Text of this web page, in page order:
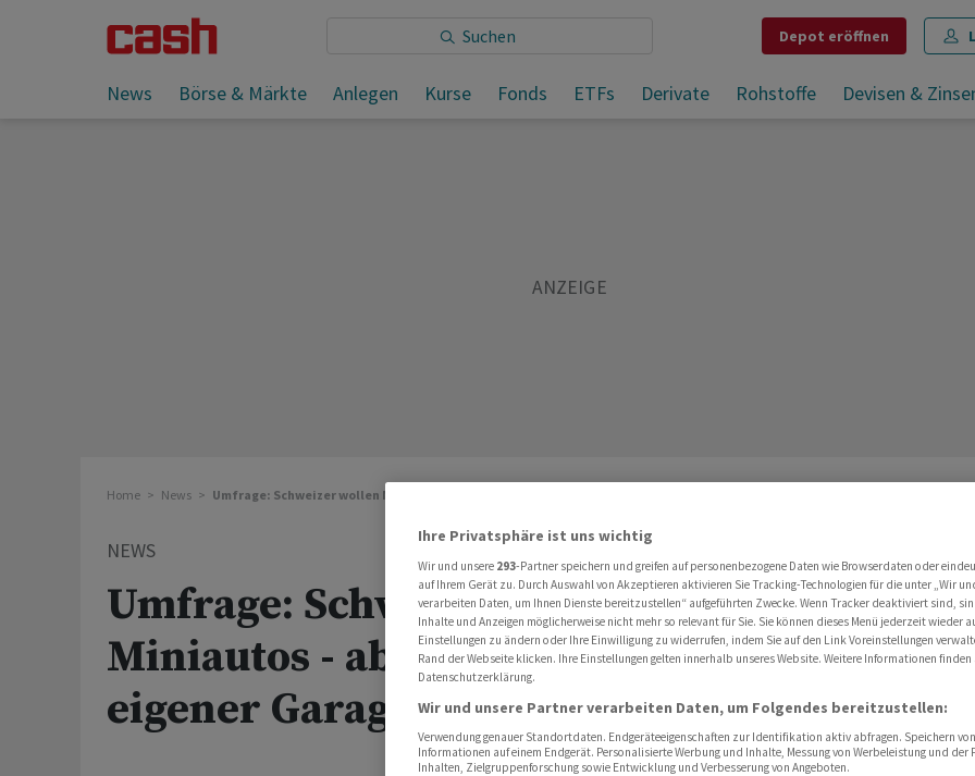
Depot eröffnen
News Börse & Märkte Anlegen Kurse Fonds ETFs Derivate Rohstoffe Devisen &
Sie lesen: Umfrage: Schweizer wollen Miniautos - aber nicht in eigener Garage
Teilen Merken Drucken Kommentare
Home News Umfrage: Schweizer wollen Miniautos - aber nicht in eigener Garage
NEWS
Umfrage: Schweizer wollen
Miniautos - aber nicht in
eigener Garage
Ihre Privatsphäre ist uns wichtig
Wir und unsere 293-Partner speichern und greifen auf personenbezogene Daten wie Browserdaten oder
auf Ihrem Gerät zu. Durch Auswahl von Akzeptieren aktivieren Sie Tracking-Technologien für die unter „Wir
verarbeiten Daten, um Ihnen Dienste bereitzustellen“ aufgeführten Zwecke. Wenn Tracker deaktiviert sind,
Inhalte und Anzeigen möglicherweise nicht mehr so relevant für Sie. Sie können dieses Menü jederzeit wieder
Einstellungen zu ändern oder Ihre Einwilligung zu widerrufen, indem Sie auf den Link Voreinstellungen
Rand der Webseite klicken. Ihre Einstellungen gelten innerhalb unseres Website. Weitere Informationen finden
Datenschutzerklärung.
Wir und unsere Partner verarbeiten Daten, um Folgendes bereitzustellen:
Verwendung genauer Standortdaten. Endgeräteeigenschaften zur Identifikation aktiv abfragen. Speichern
Informationen auf einem Endgerät. Personalisierte Werbung und Inhalte, Messung von Werbeleistung und der
Inhalten, Zielgruppenforschung sowie Entwicklung und Verbesserung von Angeboten.